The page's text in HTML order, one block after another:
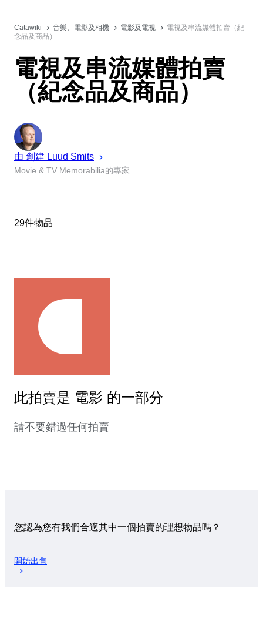
Catawiki 音樂、電影及相機 電影及電視
電視及串流媒體拍賣（紀
念品及商品）
電視及串流媒體拍賣
（紀念品及商品）
由 創建 Luud Smits
Movie & TV Memorabilia的專家
29件物品
此拍賣是 電影 的一部分
請不要錯過任何拍賣
您認為您有我們合適其中一個拍賣的理想物品嗎？
開始出售